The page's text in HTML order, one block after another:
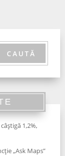
1,2%,
„Ask Maps”